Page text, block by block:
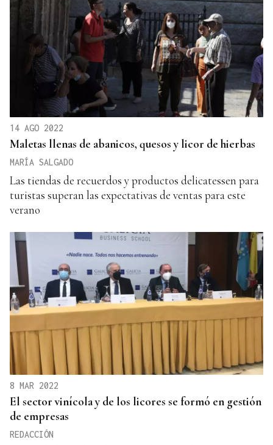
14 AGO 2022
Maletas llenas de abanicos, quesos y licor de hierbas
MARÍA SALGADO
Las tiendas de recuerdos y productos delicatessen para
turistas superan las expectativas de ventas para este
verano
8 MAR 2022
El sector vinícola y de los licores se formó en gestión
de empresas
REDACCIÓN